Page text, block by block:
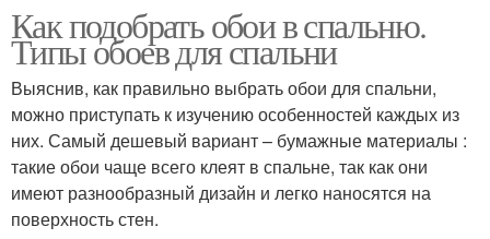
Как подобрать обои в спальню.
Типы обоев для спальни
Выяснив, как правильно выбрать обои для спальни,
можно приступать к изучению особенностей каждых из
них. Самый дешевый вариант – бумажные материалы :
такие обои чаще всего клеят в спальне, так как они
имеют разнообразный дизайн и легко наносятся на
поверхность стен.